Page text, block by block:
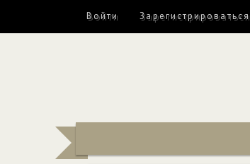
Войти Зарегистрироваться